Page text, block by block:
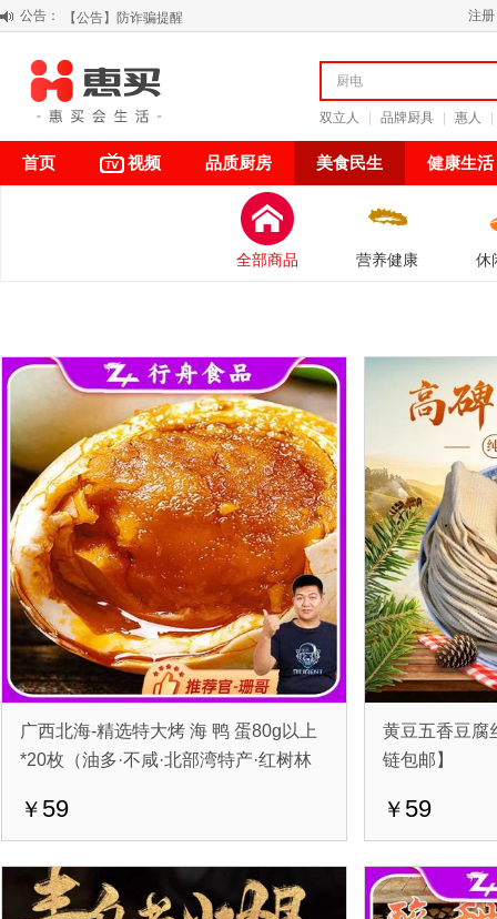
公告：
【公告】防诈骗提醒
阳春三月 惠买带你感受第一颗黄果柑的清新甘甜
关于假冒我公司“惠买小程序“的声明
注册
双立人 品牌厨具 惠人
首页 视频 品质厨房 美食民生 健康生活
全部商品 营养健康 休
广西北海-精选特大烤 海 鸭 蛋80g以上
*20枚（油多·不咸·北部湾特产·红树林
￥ 59
黄豆五香豆腐
链包邮】
￥ 59